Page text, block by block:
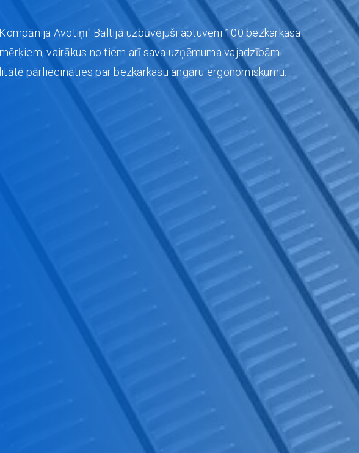
Avotiņi" Baltijā uzbūvējuši aptuveni 100 bezkarkasa
vairākus no tiem arī sava uzņēmuma vajadzībām -
pārliecināties par bezkarkasu angāru ergonomiskumu.